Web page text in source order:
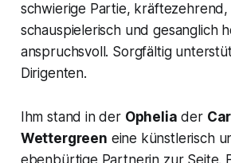
schwierige Partie, kräftezehrend,
schauspielerisch und gesanglich
anspruchsvoll. Sorgfältig
Dirigenten.
Ihm stand in der Ophelia der
Wettergreen eine künstlerisch